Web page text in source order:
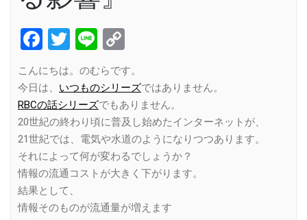
Facebook
Twitter
Line
Link
こんにちは。のむらです。
今日は、 いつものシリーズではありません。
RBCの話シリーズでもありません。
20世紀の終わり頃に普及し始めたインターネットが、
21世紀では、電気や水道のようになりつつあります。
それによって何が変わるでしょうか？
情報の流通コストが大きく下がります。
結果として、
情報そのものが流通量が増えます